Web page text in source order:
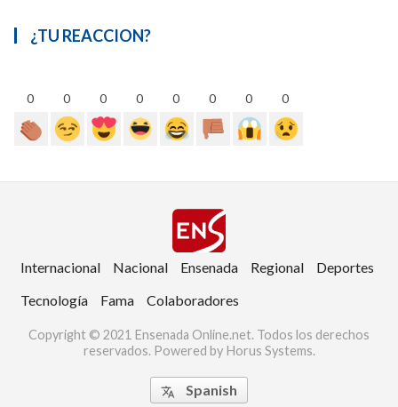
¿TU REACCION?
0 0 0 0 0 0 0 0
Internacional Nacional Ensenada Regional
Deportes
Tecnología
Fama Colaboradores
Copyright © 2021 Ensenada Online.net. Todos los derechos
reservados. Powered by Horus Systems.
 Spanish